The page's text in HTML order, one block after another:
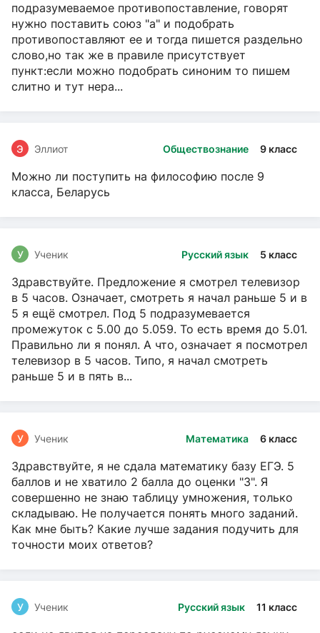
подразумеваемое противопоставление, говорят
нужно поставить союз "а" и подобрать
противопоставляют ее и тогда пишется раздельно
слово,но так же в правиле присутствует
пункт:если можно подобрать синоним то пишем
слитно и тут нера...
Обществознание 9 класс
Э Эллиот
Можно ли поступить на философию после 9
класса, Беларусь
Русский язык 5 класс
У Ученик
Здравствуйте. Предложение я смотрел телевизор
в 5 часов. Означает, смотреть я начал раньше 5 и в
5 я ещё смотрел. Под 5 подразумевается
промежуток с 5.00 до 5.059. То есть время до 5.01.
Правильно ли я понял. А что, означает я посмотрел
телевизор в 5 часов. Типо, я начал смотреть
раньше 5 и в пять в...
Математика 6 класс
У Ученик
Здравствуйте, я не сдала математику базу ЕГЭ. 5
баллов и не хватило 2 балла до оценки "3". Я
совершенно не знаю таблицу умножения, только
складываю. Не получается понять много заданий.
Как мне быть? Какие лучше задания подучить для
точности моих ответов?
Русский язык 11 класс
У Ученик